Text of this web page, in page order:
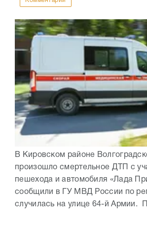
В Кировском районе
произошло смертельное ДТП с
пешехода и автомобиля «Лада
сообщили в ГУ МВД России по
случилась на улице 64-й Армии.